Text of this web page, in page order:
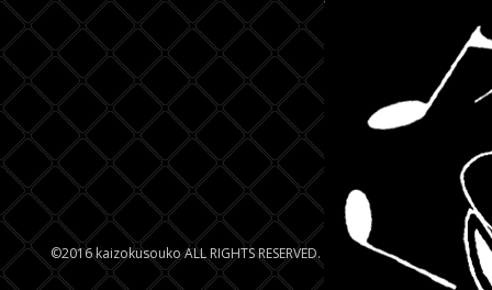
©2016 kaizokusouko ALL RIGHTS RESERVED.